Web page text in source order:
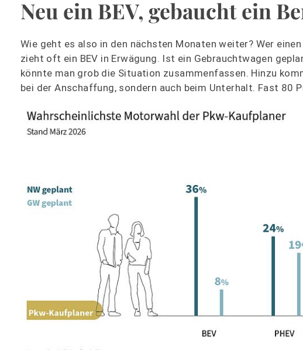
Neu ein BEV, gebaucht ein
Wie geht es also in den nächsten Monaten weiter? Wer
zieht oft ein BEV in Erwägung. Ist ein Gebrauchtwagen
könnte man grob die Situation zusammenfassen. Hinzu
bei der Anschaffung, sondern auch beim Unterhalt. Fast 80